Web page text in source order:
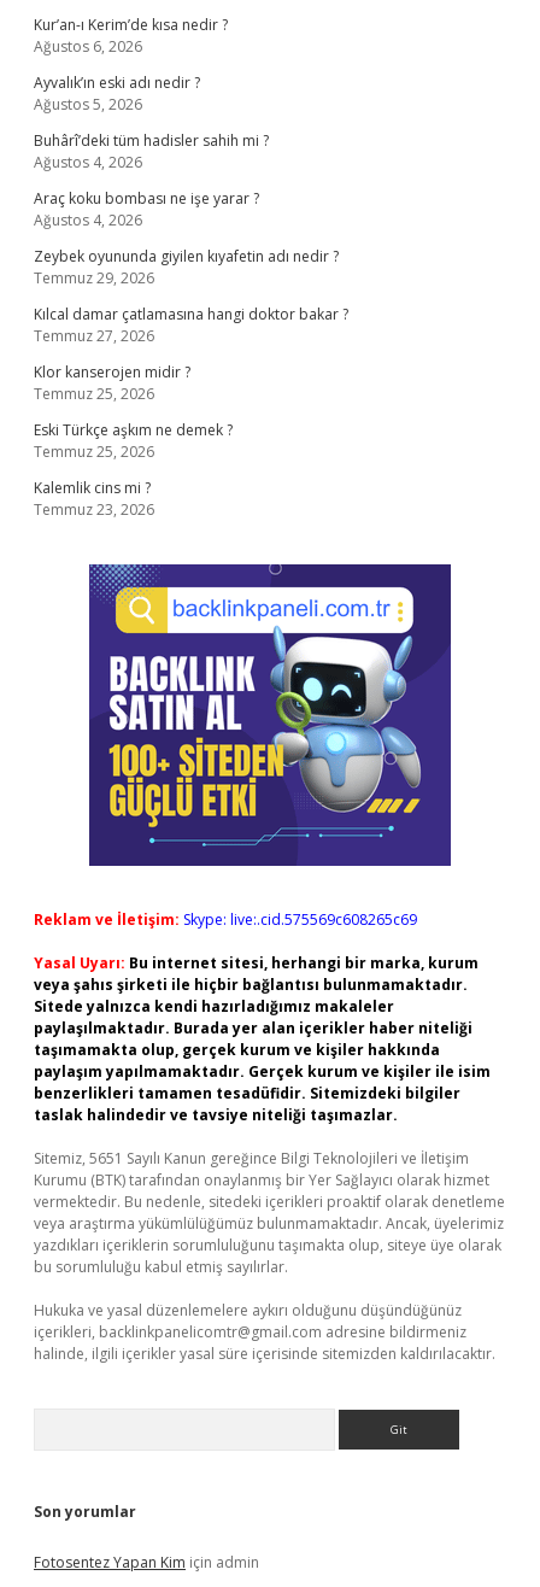
Kur’an-ı Kerim’de kısa nedir ?
Ağustos 6, 2026
Ayvalık’ın eski adı nedir ?
Ağustos 5, 2026
Buhârî’deki tüm hadisler sahih mi ?
Ağustos 4, 2026
Araç koku bombası ne işe yarar ?
Ağustos 4, 2026
Zeybek oyununda giyilen kıyafetin adı nedir ?
Temmuz 29, 2026
Kılcal damar çatlamasına hangi doktor bakar ?
Temmuz 27, 2026
Klor kanserojen midir ?
Temmuz 25, 2026
Eski Türkçe aşkım ne demek ?
Temmuz 25, 2026
Kalemlik cins mi ?
Temmuz 23, 2026
Reklam ve İletişim: Skype: live:.cid.575569c608265c69
Yasal Uyarı: Bu internet sitesi, herhangi bir marka, kurum
veya şahıs şirketi ile hiçbir bağlantısı bulunmamaktadır.
Sitede yalnızca kendi hazırladığımız makaleler
paylaşılmaktadır. Burada yer alan içerikler haber niteliği
taşımamakta olup, gerçek kurum ve kişiler hakkında
paylaşım yapılmamaktadır. Gerçek kurum ve kişiler ile isim
benzerlikleri tamamen tesadüfidir. Sitemizdeki bilgiler
taslak halindedir ve tavsiye niteliği taşımazlar.
Sitemiz, 5651 Sayılı Kanun gereğince Bilgi Teknolojileri ve İletişim
Kurumu (BTK) tarafından onaylanmış bir Yer Sağlayıcı olarak hizmet
vermektedir. Bu nedenle, sitedeki içerikleri proaktif olarak denetleme
veya araştırma yükümlülüğümüz bulunmamaktadır. Ancak, üyelerimiz
yazdıkları içeriklerin sorumluluğunu taşımakta olup, siteye üye olarak
bu sorumluluğu kabul etmiş sayılırlar.
Hukuka ve yasal düzenlemelere aykırı olduğunu düşündüğünüz
içerikleri, backlinkpanelicomtr@gmail.com adresine bildirmeniz
halinde, ilgili içerikler yasal süre içerisinde sitemizden kaldırılacaktır.
Son yorumlar
Fotosentez Yapan Kim için admin